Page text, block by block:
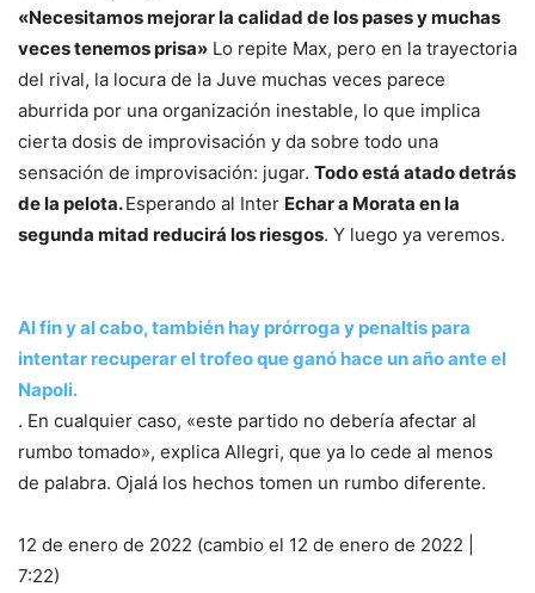
«Necesitamos mejorar la calidad de los pases y muchas
veces tenemos prisa» Lo repite Max, pero en la trayectoria
del rival, la locura de la Juve muchas veces parece
aburrida por una organización inestable, lo que implica
cierta dosis de improvisación y da sobre todo una
sensación de improvisación: jugar. Todo está atado detrás
de la pelota.Esperando al Inter Echar a Morata en la
segunda mitad reducirá los riesgos. Y luego ya veremos.
Al fin y al cabo, también hay prórroga y penaltis para
intentar recuperar el trofeo que ganó hace un año ante el
Napoli.
. En cualquier caso, «este partido no debería afectar al
rumbo tomado», explica Allegri, que ya lo cede al menos
de palabra. Ojalá los hechos tomen un rumbo diferente.
12 de enero de 2022 (cambio el 12 de enero de 2022 |
7:22)